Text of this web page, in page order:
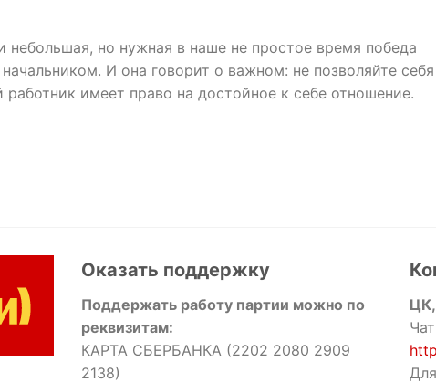
небольшая, но нужная в наше не простое время победа
И она говорит о важном: не позволяйте себя
имеет право на достойное к себе отношение.
Оказать поддержку
Поддержать работу партии можно по
реквизитам:
КАРТА СБЕРБАНКА (2202 2080 2909
2138)
ЦК,